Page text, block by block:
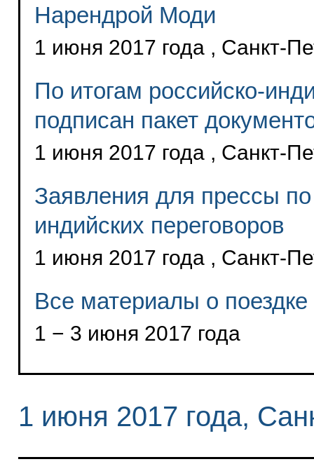
Нарендрой Моди
1 июня 2017 года , Санкт-
По итогам российско-
подписан пакет
1 июня 2017 года , Санкт-
Заявления для прессы по
индийских переговоров
1 июня 2017 года , Санкт-
Все материалы о
1 − 3 июня 2017 года
1 июня 2017 года,